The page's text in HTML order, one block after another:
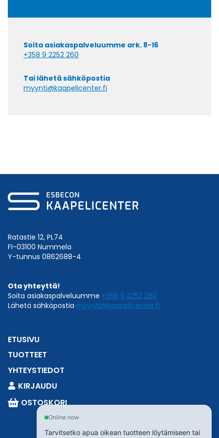
Soita asiakaspalveluumme ark. 8-16
+358 9 2252 260
Tai lähetä sähköpostia
myynti@kaapelicenter.fi
Ratastie 12, PL74
FI-03100 Nummela
Y-tunnus 0862688-4
Ota yhteyttä!
Soita asiakaspalveluumme +358 9 2252 260
Lähetä sähköpostia myynti@kaapelicenter.fi
ETUSIVU
TUOTTEET
YHTEYSTIEDOT
KIRJAUDU
OSTOSKORI
Online now
Tarvitsetko apua oikean tuotteen löytämiseen tai